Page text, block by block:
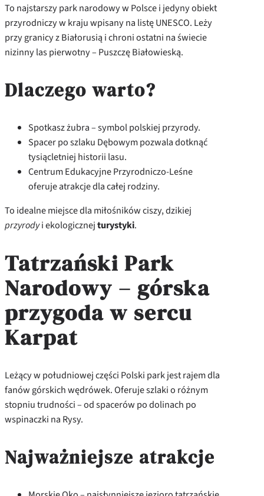
To najstarszy park narodowy w Polsce i jedyny obiekt
przyrodniczy w kraju wpisany na listę UNESCO. Leży
przy granicy z Białorusią i chroni ostatni na świecie
nizinny las pierwotny – Puszczę Białowieską.
Dlaczego warto?
Spotkasz żubra – symbol polskiej przyrody.
Spacer po szlaku Dębowym pozwala dotknąć
tysiącletniej historii lasu.
Centrum Edukacyjne Przyrodniczo-Leśne
oferuje atrakcje dla całej rodziny.
To idealne miejsce dla miłośników ciszy, dzikiej
przyrodyi ekologicznejturystyki.
Tatrzański Park
Narodowy – górska
przygoda w sercu
Karpat
Leżący w południowej części Polski park jest rajem dla
fanów górskich wędrówek. Oferuje szlaki o różnym
stopniu trudności – od spacerów po dolinach po
wspinaczki na Rysy.
Najważniejsze atrakcje